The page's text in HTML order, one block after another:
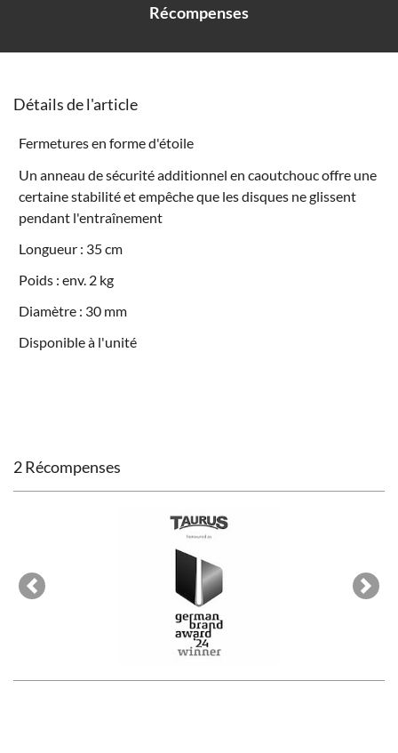
Récompenses
Détails de l'article
Fermetures en forme d'étoile
Un anneau de sécurité additionnel en caoutchouc offre une
certaine stabilité et empêche que les disques ne glissent
pendant l'entraînement
Longueur : 35 cm
Poids : env. 2 kg
Diamètre : 30 mm
Disponible à l'unité
2 Récompenses
Previous Next